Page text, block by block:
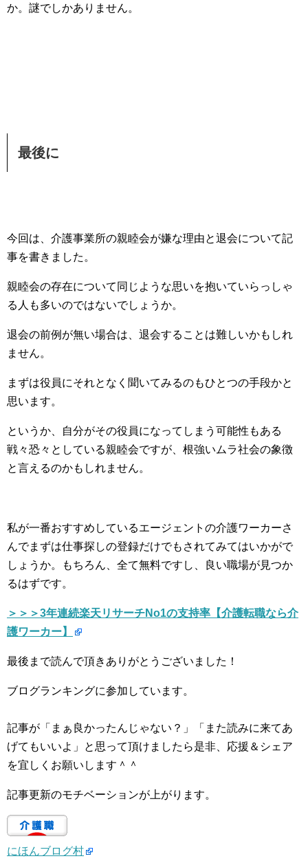
か。謎でしかありません。
最後に
今回は、介護事業所の親睦会が嫌な理由と退会について記
事を書きました。
親睦会の存在について同じような思いを抱いていらっしゃ
る人も多いのではないでしょうか。
退会の前例が無い場合は、退会することは難しいかもしれ
ません。
まずは役員にそれとなく聞いてみるのもひとつの手段かと
思います。
というか、自分がその役員になってしまう可能性もある
戦々恐々としている親睦会ですが、根強いムラ社会の象徴
と言えるのかもしれません。
私が一番おすすめしているエージェントの介護ワーカーさ
んでまずは仕事探しの登録だけでもされてみてはいかがで
しょうか。もちろん、全て無料ですし、良い職場が見つか
るはずです。
＞＞＞3年連続楽天リサーチNo1の支持率【介護転職なら介
護ワーカー】
最後まで読んで頂きありがとうございました！
ブログランキングに参加しています。
記事が「まぁ良かったんじゃない？」「また読みに来てあ
げてもいいよ」と思って頂けましたら是非、応援＆シェア
を宜しくお願いします＾＾
記事更新のモチベーションが上がります。
にほんブログ村